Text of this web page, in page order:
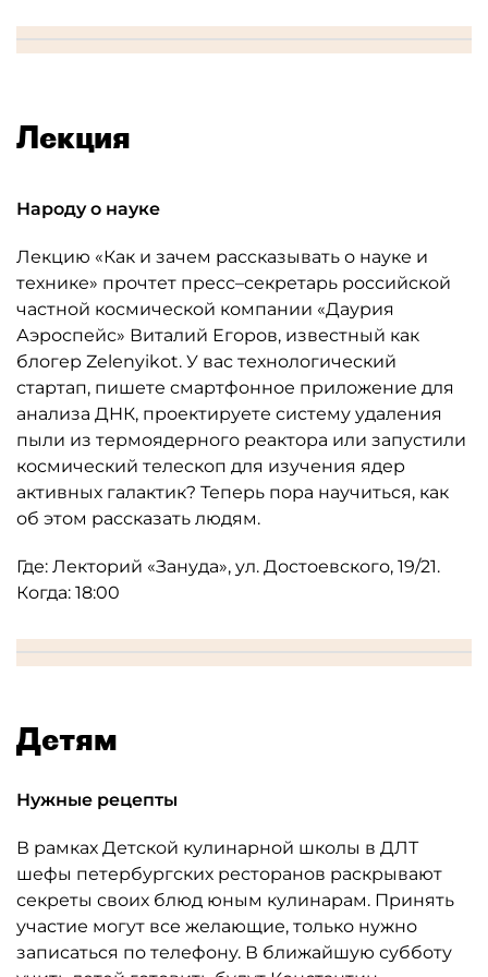
Лекция
Народу о науке
Лекцию «Как и зачем рассказывать о науке и
технике» прочтет пресс–секретарь российской
частной космической компании «Даурия
Аэроспейс» Виталий Егоров, известный как
блогер Zelenyikot. У вас технологический
стартап, пишете смартфонное приложение для
анализа ДНК, проектируете систему удаления
пыли из термоядерного реактора или запустили
космический телескоп для изучения ядер
активных галактик? Теперь пора научиться, как
об этом рассказать людям.
Где: Лекторий «Зануда», ул. Достоевского, 19/21.
Когда: 18:00
Детям
Нужные рецепты
В рамках Детской кулинарной школы в ДЛТ
шефы петербургских ресторанов раскрывают
секреты своих блюд юным кулинарам. Принять
участие могут все желающие, только нужно
записаться по телефону. В ближайшую субботу